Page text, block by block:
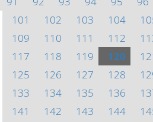
101
102 103 104
109
110 111 112
117
118 119 120
125
126 127 128
133
134 135 136
141
142 143 144